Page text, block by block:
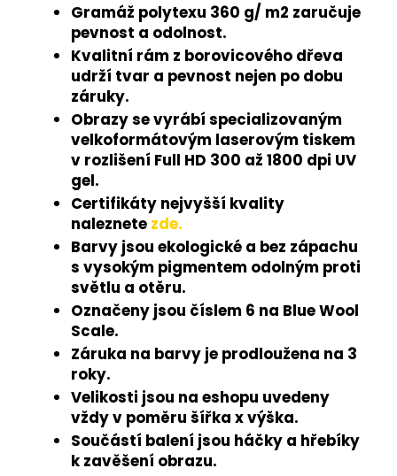
Gramáž polytexu 360 g/ m2 zaručuje
pevnost a odolnost.
Kvalitní rám z borovicového dřeva
udrží tvar a pevnost nejen po dobu
záruky.
Obrazy se vyrábí specializovaným
velkoformátovým laserovým tiskem
v rozlišení Full HD 300 až 1800 dpi UV
gel.
Certifikáty nejvyšší kvality
naleznete zde.
Barvy jsou ekologické a bez zápachu
s vysokým pigmentem odolným proti
světlu a otěru.
Označeny jsou číslem 6 na Blue Wool
Scale.
Záruka na barvy je prodloužena na 3
roky.
Velikosti jsou na eshopu uvedeny
vždy v poměru šířka x výška.
Součástí balení jsou háčky a hřebíky
k zavěšení obrazu.